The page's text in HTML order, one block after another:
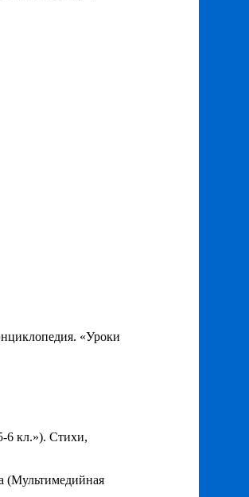
«Уроки
6 кл.»). Стихи,
(Мультимедийная